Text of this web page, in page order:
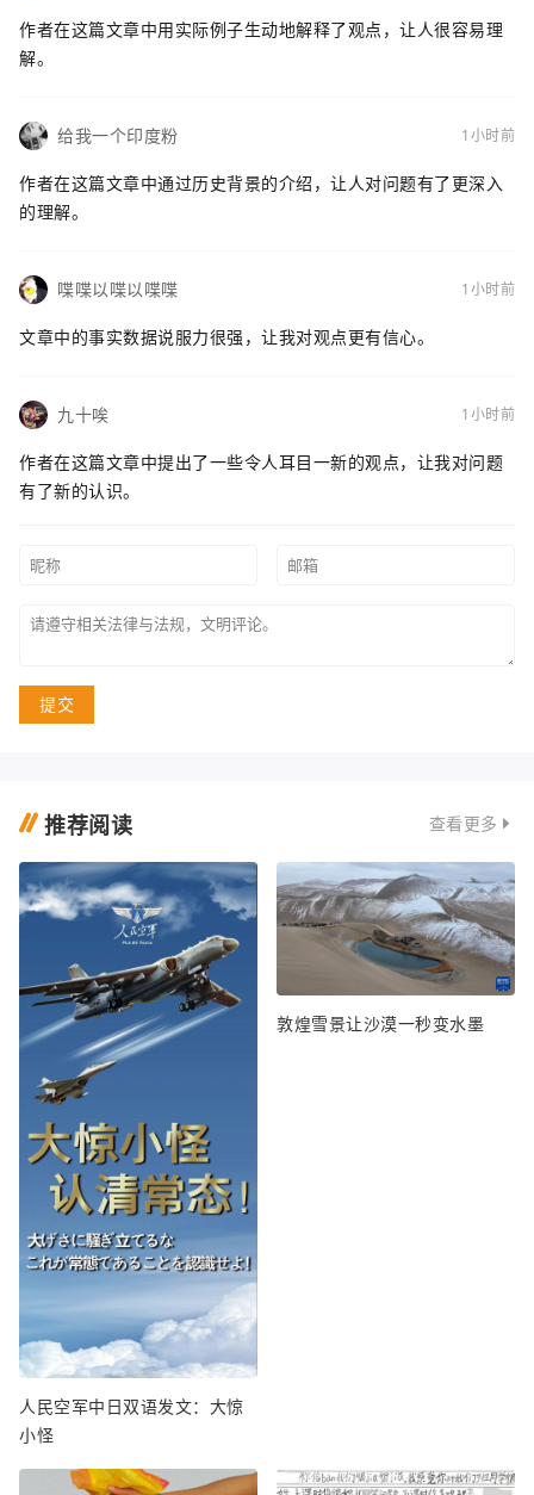
作者在这篇文章中用实际例子生动地解释了观点，让人很容易理
解。
给我一个印度粉 1小时前
作者在这篇文章中通过历史背景的介绍，让人对问题有了更深入
的理解。
喋喋以喋以喋喋 1小时前
文章中的事实数据说服力很强，让我对观点更有信心。
九十唉 1小时前
作者在这篇文章中提出了一些令人耳目一新的观点，让我对问题
有了新的认识。
提交
推荐阅读 查看更多
人民空军中日双语发文：大惊
小怪
敦煌雪景让沙漠一秒变水墨